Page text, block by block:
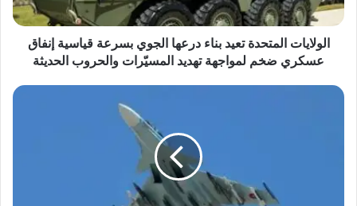
ت
ا
ح
الولايات المتحدة تعيد بناء درعها الجوي بسرعة قياسية إنفاق
عسكري ضخم لمواجهة تهديد المسيّرات والحروب الحديثة
أ